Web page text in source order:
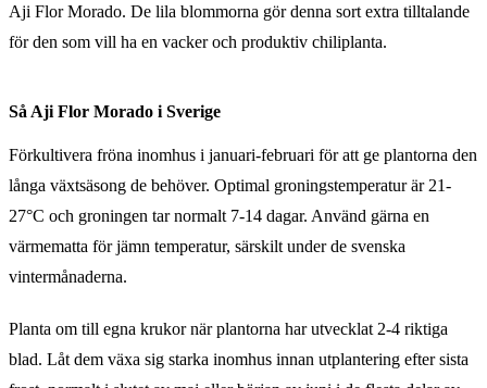
Aji Flor Morado. De lila blommorna gör denna sort extra tilltalande
för den som vill ha en vacker och produktiv chiliplanta.
Så Aji Flor Morado i Sverige
Förkultivera fröna inomhus i januari-februari för att ge plantorna den
långa växtsäsong de behöver. Optimal groningstemperatur är 21-
27°C och groningen tar normalt 7-14 dagar. Använd gärna en
värmematta för jämn temperatur, särskilt under de svenska
vintermånaderna.
Planta om till egna krukor när plantorna har utvecklat 2-4 riktiga
blad. Låt dem växa sig starka inomhus innan utplantering efter sista